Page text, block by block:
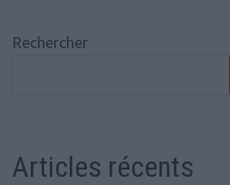
Rechercher
Articles récents